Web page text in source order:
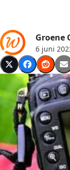
Groene
6 juni